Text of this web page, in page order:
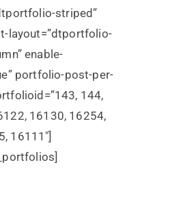
striped”
layout=”dtportfolio-
enable-
portfolio-post-per-
144,
16130, 16254,
16111″]